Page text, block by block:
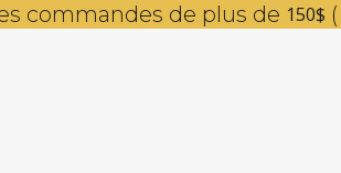
commandes de plus de 150$